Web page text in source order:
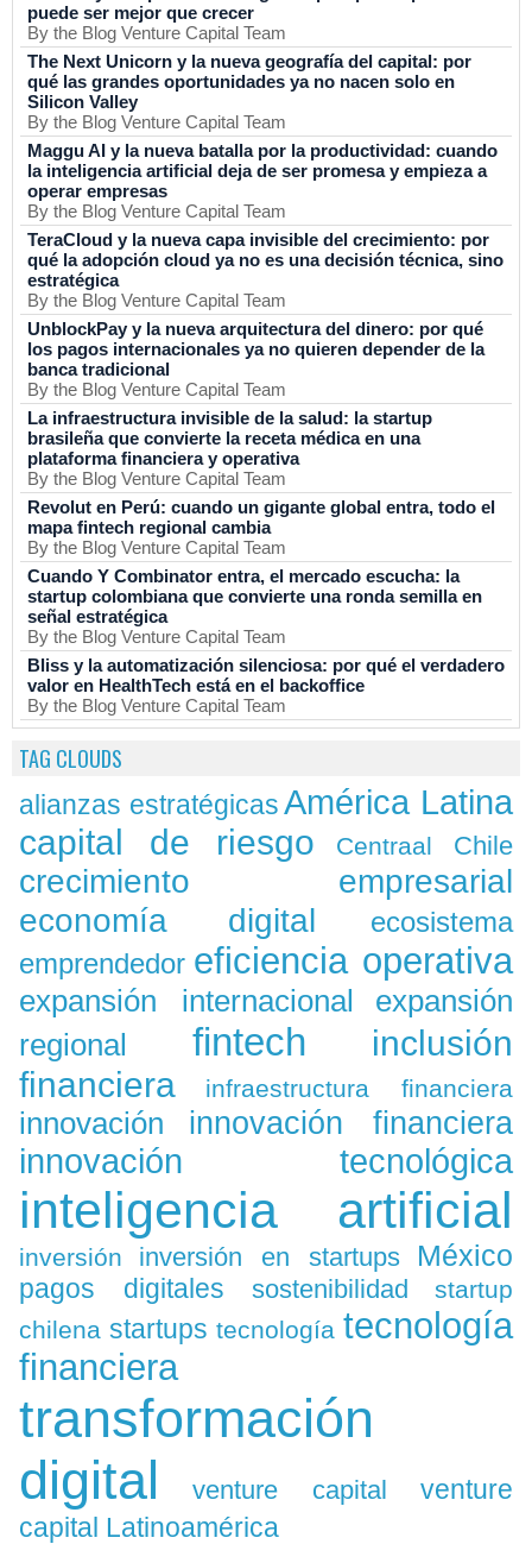
puede ser mejor que crecer
By the Blog Venture Capital Team
The Next Unicorn y la nueva geografía del capital: por
qué las grandes oportunidades ya no nacen solo en
Silicon Valley
By the Blog Venture Capital Team
Maggu AI y la nueva batalla por la productividad: cuando
la inteligencia artificial deja de ser promesa y empieza a
operar empresas
By the Blog Venture Capital Team
TeraCloud y la nueva capa invisible del crecimiento: por
qué la adopción cloud ya no es una decisión técnica, sino
estratégica
By the Blog Venture Capital Team
UnblockPay y la nueva arquitectura del dinero: por qué
los pagos internacionales ya no quieren depender de la
banca tradicional
By the Blog Venture Capital Team
La infraestructura invisible de la salud: la startup
brasileña que convierte la receta médica en una
plataforma financiera y operativa
By the Blog Venture Capital Team
Revolut en Perú: cuando un gigante global entra, todo el
mapa fintech regional cambia
By the Blog Venture Capital Team
Cuando Y Combinator entra, el mercado escucha: la
startup colombiana que convierte una ronda semilla en
señal estratégica
By the Blog Venture Capital Team
Bliss y la automatización silenciosa: por qué el verdadero
valor en HealthTech está en el backoffice
By the Blog Venture Capital Team
TAG CLOUDS
alianzas estratégicas América Latina
capital de riesgo Centraal Chile
crecimiento empresarial
economía digital
ecosistema
emprendedor eficiencia operativa
expansión internacional
expansión
regional
fintech
inclusión
financiera
infraestructura financiera
innovación innovación financiera
innovación tecnológica
inteligencia artificial
inversión inversión en startups México
pagos digitales sostenibilidad
startup
chilena startups tecnología tecnología
financiera
transformación
digital
venture capital
venture
capital Latinoamérica